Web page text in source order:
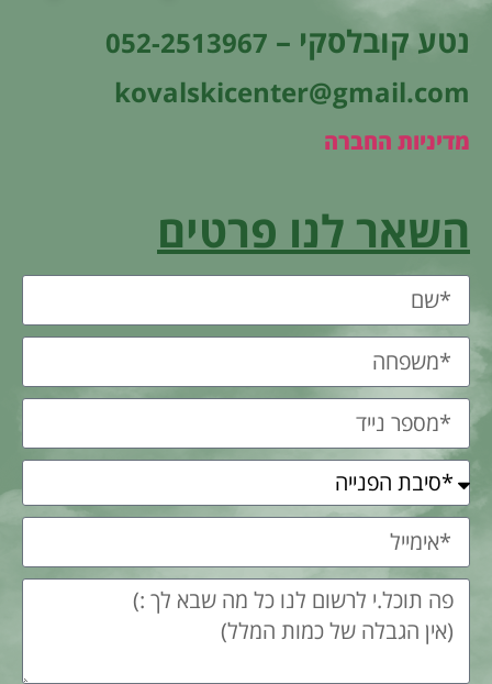
נטע קובלסקי – 052-2513967
kovalskicenter@gmail.com
מדיניות החברה
השאר לנו פרטים